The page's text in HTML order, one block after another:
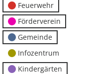
Feuerwehr
Förderverein
Gemeinde
Infozentrum
Kindergärten